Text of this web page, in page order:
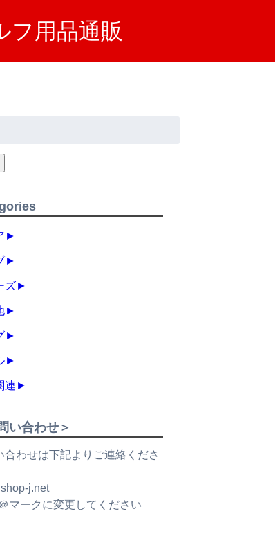
フ用品通販
►
►
ズ►
►
►
►
連 ►
い合わせ＞
合わせは下記よりご連絡くださ
j.net
マークに変更してください